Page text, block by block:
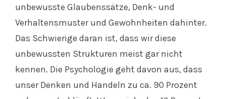
unbewusste Glaubenssätze, Denk- und
Verhaltensmuster und Gewohnheiten dahinter.
Das Schwierige daran ist, dass wir diese
unbewussten Strukturen meist gar nicht
kennen. Die Psychologie geht davon aus, dass
unser Denken und Handeln zu ca. 90 Prozent